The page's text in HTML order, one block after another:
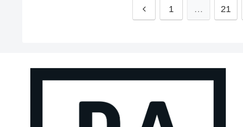
1 … 21